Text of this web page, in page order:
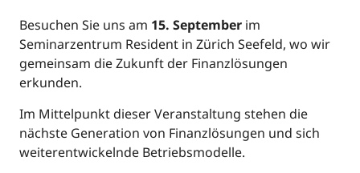
Besuchen Sie uns am 15. September im
Seminarzentrum Resident in Zürich Seefeld, wo wir
gemeinsam die Zukunft der Finanzlösungen
erkunden.
Im Mittelpunkt dieser Veranstaltung stehen die
nächste Generation von Finanzlösungen und sich
weiterentwickelnde Betriebsmodelle.